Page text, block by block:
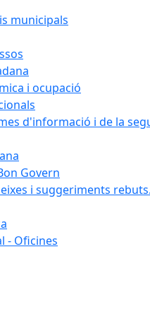
municipals
i ocupació
d'informació i de la
Govern
i suggeriments rebuts.
- Oficines